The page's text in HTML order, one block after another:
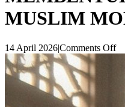
MUSLIM
14 April 2026|Comments Off